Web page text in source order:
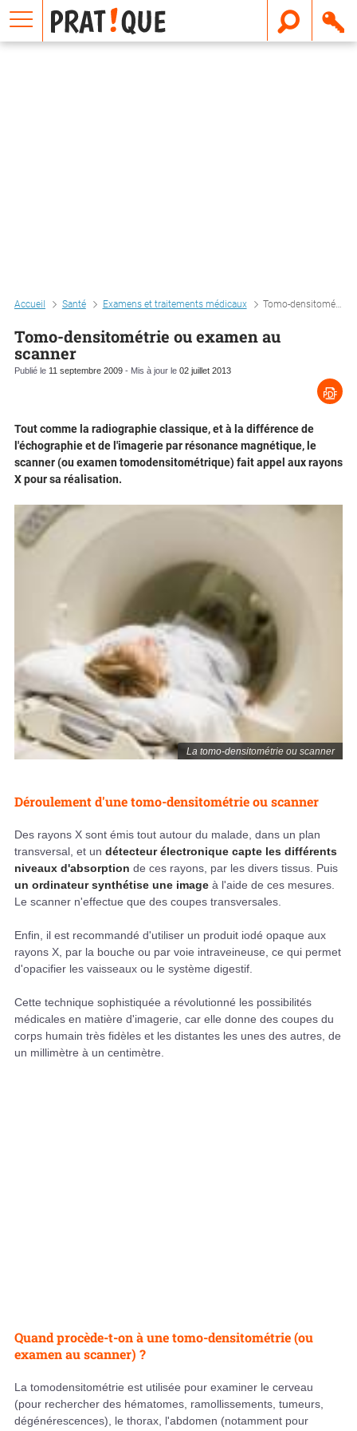
Accueil Santé Examens et traitements médicaux Tomo-densitométrie ou examen au scanner
Tomo-densitométrie ou examen au
scanner
Publié le 11 septembre 2009 - Mis à jour le 02 juillet 2013
La tomo-densitométrie ou scanner
Tout comme la radiographie classique, et à la différence de
l'échographie et de l'imagerie par résonance magnétique, le
scanner (ou examen tomodensitométrique) fait appel aux rayons
X pour sa réalisation.
Déroulement d'une tomo-densitométrie ou scanner
Des rayons X sont émis tout autour du malade, dans un plan
transversal, et un détecteur électronique capte les différents
niveaux d'absorption de ces rayons, par les divers tissus. Puis
un ordinateur synthétise une image à l'aide de ces mesures.
Le scanner n'effectue que des coupes transversales.
Enfin, il est recommandé d'utiliser un produit iodé opaque aux
rayons X, par la bouche ou par voie intraveineuse, ce qui permet
d'opacifier les vaisseaux ou le système digestif.
Cette technique sophistiquée a révolutionné les possibilités
médicales en matière d'imagerie, car elle donne des coupes du
corps humain très fidèles et les distantes les unes des autres, de
un millimètre à un centimètre.
Quand procède-t-on à une tomo-densitométrie (ou
examen au scanner) ?
La tomodensitométrie est utilisée pour examiner le cerveau
(pour rechercher des hématomes, ramollissements, tumeurs,
dégénérescences), le thorax, l'abdomen (notamment pour
E
m
a